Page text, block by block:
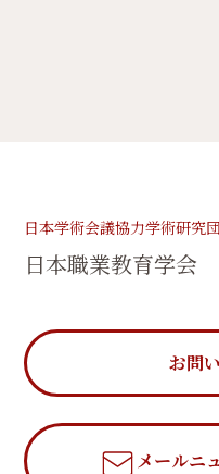
日本学術会議協力学術研究
日本職業教育学会
お問
メールニ